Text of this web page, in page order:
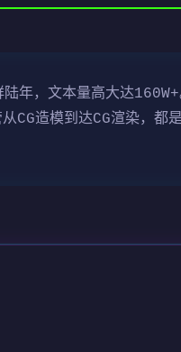
年，文本量高大达
造模到达CG渲染，都